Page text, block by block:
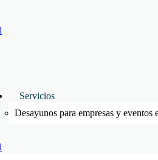
Servicios
Desayunos para empresas y eventos